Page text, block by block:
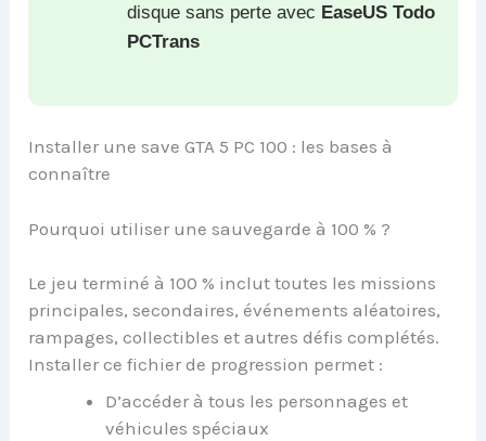
disque sans perte avec EaseUS Todo
PCTrans
Installer une save GTA 5 PC 100 : les bases à
connaître
Pourquoi utiliser une sauvegarde à 100 % ?
Le jeu terminé à 100 % inclut toutes les missions
principales, secondaires, événements aléatoires,
rampages, collectibles et autres défis complétés.
Installer ce fichier de progression permet :
D’accéder à tous les personnages et
véhicules spéciaux